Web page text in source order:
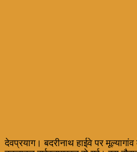
देवप्रयाग। बदरीनाथ हाईवे पर